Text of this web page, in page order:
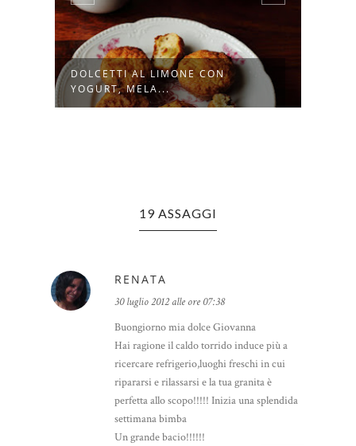
DOLCETTI AL LIMONE CON
YOGURT, MELA...
19 ASSAGGI
RENATA
30 luglio 2012 alle ore 07:38
Buongiorno mia dolce Giovanna
Hai ragione il caldo torrido induce più a
ricercare refrigerio,luoghi freschi in cui
ripararsi e rilassarsi e la tua granita è
perfetta allo scopo!!!!! Inizia una splendida
settimana bimba
Un grande bacio!!!!!!